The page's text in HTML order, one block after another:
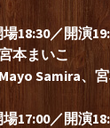
18:30／開演
本まいこ
Samira、宮
17:00／開演